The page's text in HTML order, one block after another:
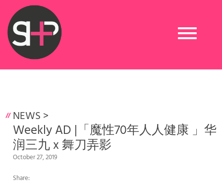
Toggle
navigation
NEWS >
Weekly AD |「魔性70年人人健康 」华
润三九 x 舞刀弄影
October 27, 2019
Share: